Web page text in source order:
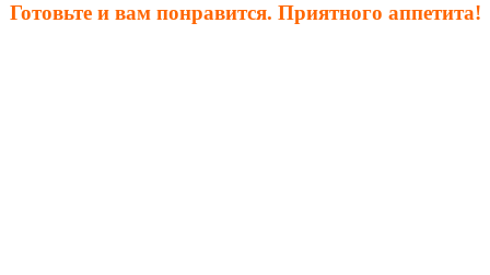
Готовьте и вам понравится. Приятного аппетита!